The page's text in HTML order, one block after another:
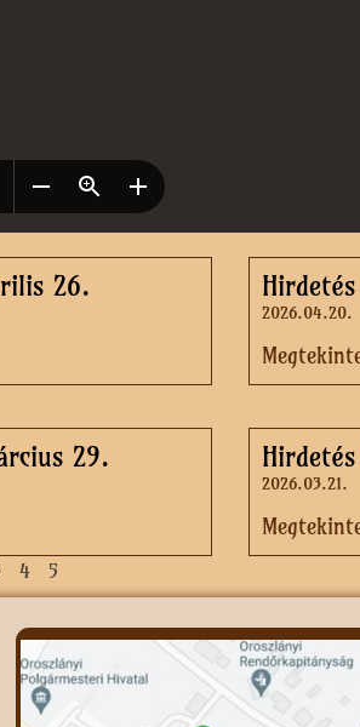
26.
2026.04.20.
29.
2026.03.21.
4 5